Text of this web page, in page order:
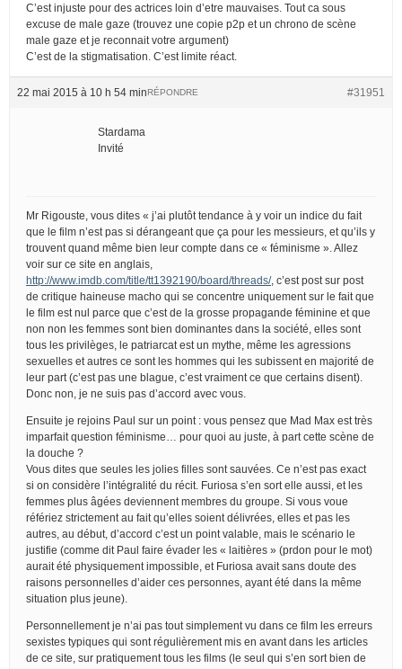
C’est injuste pour des actrices loin d’etre mauvaises. Tout ca sous
excuse de male gaze (trouvez une copie p2p et un chrono de scène
male gaze et je reconnait votre argument)
C’est de la stigmatisation. C’est limite réact.
22 mai 2015 à 10 h 54 min #31951
RÉPONDRE
Stardama
Invité
Mr Rigouste, vous dites « j’ai plutôt tendance à y voir un indice du fait
que le film n’est pas si dérangeant que ça pour les messieurs, et qu’ils y
trouvent quand même bien leur compte dans ce « féminisme ». Allez
voir sur ce site en anglais,
http://www.imdb.com/title/tt1392190/board/threads/, c’est post sur post
de critique haineuse macho qui se concentre uniquement sur le fait que
le film est nul parce que c’est de la grosse propagande féminine et que
non non les femmes sont bien dominantes dans la société, elles sont
tous les privilèges, le patriarcat est un mythe, même les agressions
sexuelles et autres ce sont les hommes qui les subissent en majorité de
leur part (c’est pas une blague, c’est vraiment ce que certains disent).
Donc non, je ne suis pas d’accord avec vous.
Ensuite je rejoins Paul sur un point : vous pensez que Mad Max est très
imparfait question féminisme… pour quoi au juste, à part cette scène de
la douche ?
Vous dites que seules les jolies filles sont sauvées. Ce n’est pas exact
si on considère l’intégralité du récit. Furiosa s’en sort elle aussi, et les
femmes plus âgées deviennent membres du groupe. Si vous voue
référiez strictement au fait qu’elles soient délivrées, elles et pas les
autres, au début, d’accord c’est un point valable, mais le scénario le
justifie (comme dit Paul faire évader les « laitières » (prdon pour le mot)
aurait été physiquement impossible, et Furiosa avait sans doute des
raisons personnelles d’aider ces personnes, ayant été dans la même
situation plus jeune).
Personnellement je n’ai pas tout simplement vu dans ce film les erreurs
sexistes typiques qui sont régulièrement mis en avant dans les articles
de ce site, sur pratiquement tous les films (le seul qui s’en sort bien de